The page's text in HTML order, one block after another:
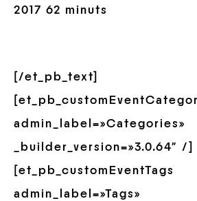
2017 62 minuts
[/et_pb_text]
admin_label=»Categories»
_builder_version=»3.0.64″ /]
[et_pb_customEventTags
admin_label=»Tags»